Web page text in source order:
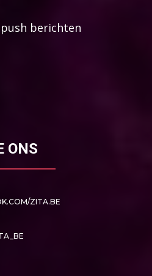
berichten
ONS
ZITA.BE